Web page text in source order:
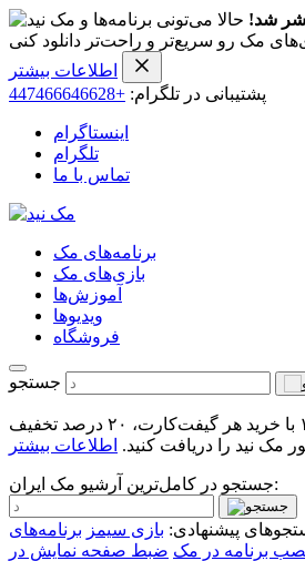
شد! حالا می‌تونی برنامه‌ها و
مک رو سریع‌تر و راحت‌تر دانلود کنی
اطلاعات بیشتر
پشتیبانی در تلگرام: +447466646628
اینستاگرام
تلگرام
تماس با ما
برنامه‌های مک
بازی‌های مک
آموزش‌ها
ویدیو‌ها
فروشگاه
جستجو
تا تاریخ ۳۰ مرداد ۱۴۰۵ با خرید هر گیفت‌کارت، ۲۰ درصد تخفیف
مک نید را دریافت کنید. اطلاعات بیشتر
جستجو در کامل‌ترین آرشیو مک ایران:
پیشنهادی: بازی سیمز
برنامه در مک ضبط صفحه نمایش در